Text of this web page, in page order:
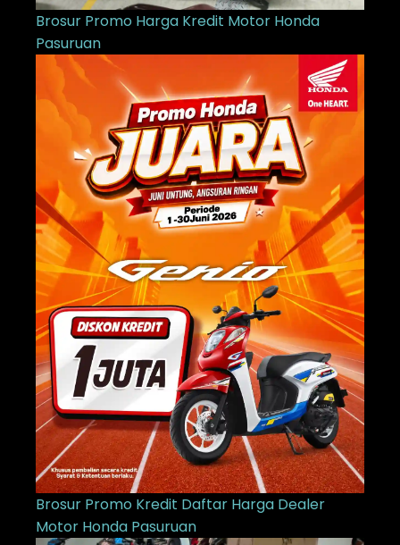
Brosur Promo Harga Kredit Motor Honda
Pasuruan
Brosur Promo Kredit Daftar Harga Dealer
Motor Honda Pasuruan